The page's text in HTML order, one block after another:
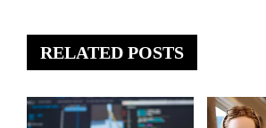
RELATED POSTS